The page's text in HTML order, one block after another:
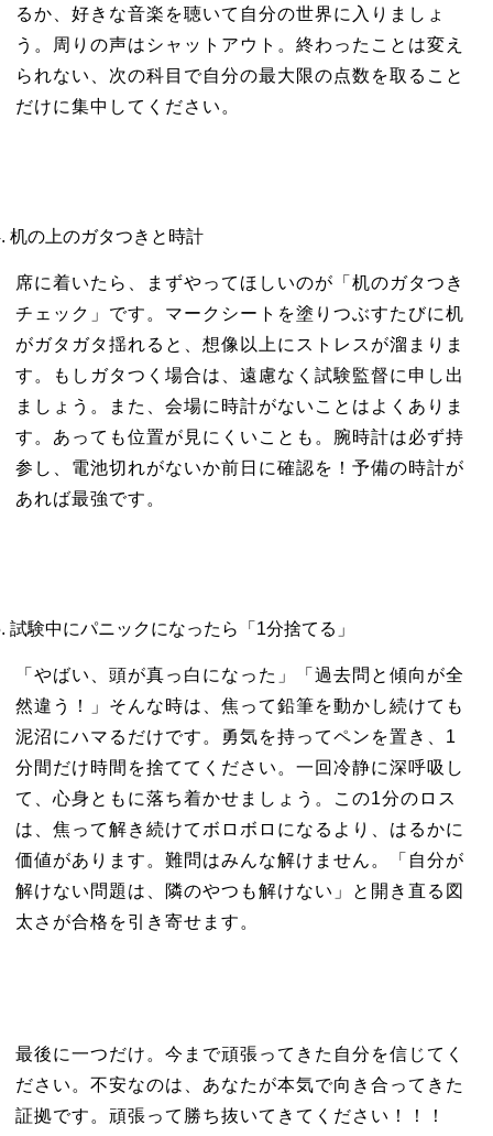
るか、好きな音楽を聴いて自分の世界に入りましょ
う。周りの声はシャットアウト。終わったことは変え
られない、次の科目で自分の最大限の点数を取ること
だけに集中してください。
机の上のガタつきと時計
席に着いたら、まずやってほしいのが「机のガタつき
チェック」です。マークシートを塗りつぶすたびに机
がガタガタ揺れると、想像以上にストレスが溜まりま
す。もしガタつく場合は、遠慮なく試験監督に申し出
ましょう。また、会場に時計がないことはよくありま
す。あっても位置が見にくいことも。腕時計は必ず持
参し、電池切れがないか前日に確認を！予備の時計が
あれば最強です。
試験中にパニックになったら「1分捨てる」
「やばい、頭が真っ白になった」「過去問と傾向が全
然違う！」そんな時は、焦って鉛筆を動かし続けても
泥沼にハマるだけです。勇気を持ってペンを置き、1
分間だけ時間を捨ててください。一回冷静に深呼吸し
て、心身ともに落ち着かせましょう。この1分のロス
は、焦って解き続けてボロボロになるより、はるかに
価値があります。難問はみんな解けません。「自分が
解けない問題は、隣のやつも解けない」と開き直る図
太さが合格を引き寄せます。
最後に一つだけ。今まで頑張ってきた自分を信じてく
ださい。不安なのは、あなたが本気で向き合ってきた
証拠です。頑張って勝ち抜いてきてください！！！